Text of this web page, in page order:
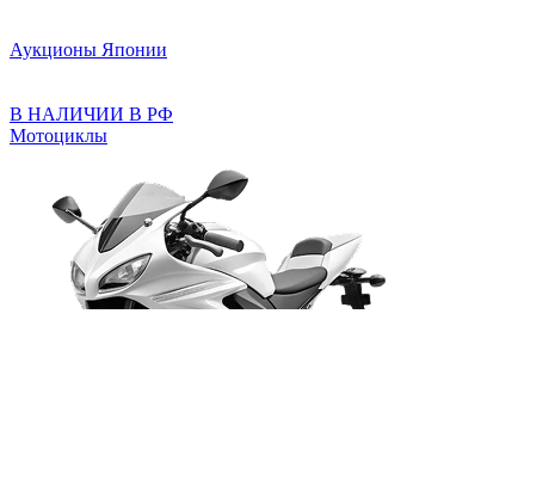
Аукционы Японии
В НАЛИЧИИ В РФ
Мотоциклы